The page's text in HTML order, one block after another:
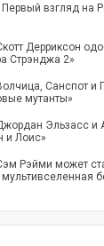
Первый взгляд на
Дерриксон
Стрэнджа 2»
Санспот и
мутанты»
Эльзасс и
и Лоис»
Рэйми может